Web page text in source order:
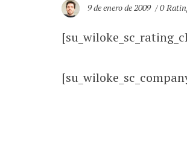
9 de enero de 2009 0